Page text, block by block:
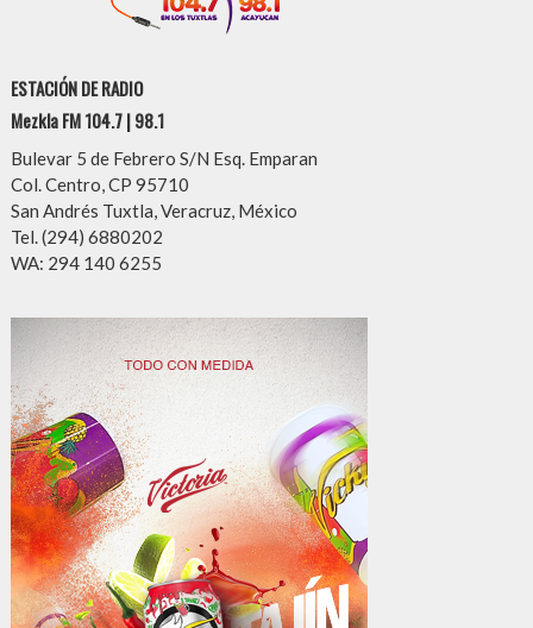
ESTACIÓN DE RADIO
Mezkla FM 104.7 | 98.1
Bulevar 5 de Febrero S/N Esq. Emparan
Col. Centro, CP 95710
San Andrés Tuxtla, Veracruz, México
Tel. (294) 6880202
WA: 294 140 6255